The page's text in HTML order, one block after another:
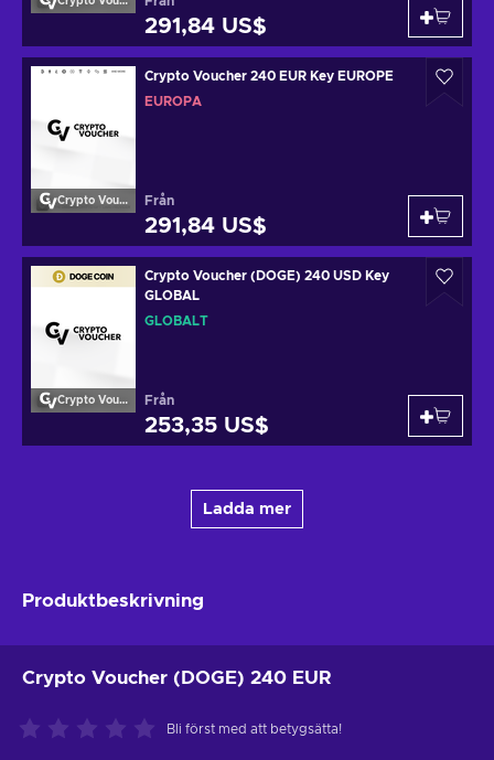
291,84 US$
Crypto Voucher
Crypto Voucher 240 EUR Key EUROPE
EUROPA
Från
291,84 US$
Crypto Voucher
Crypto Voucher (DOGE) 240 USD Key
GLOBAL
GLOBALT
Från
253,35 US$
Ladda mer
Produktbeskrivning
Crypto Voucher (DOGE) 240 EUR
Bli först med att betygsätta!